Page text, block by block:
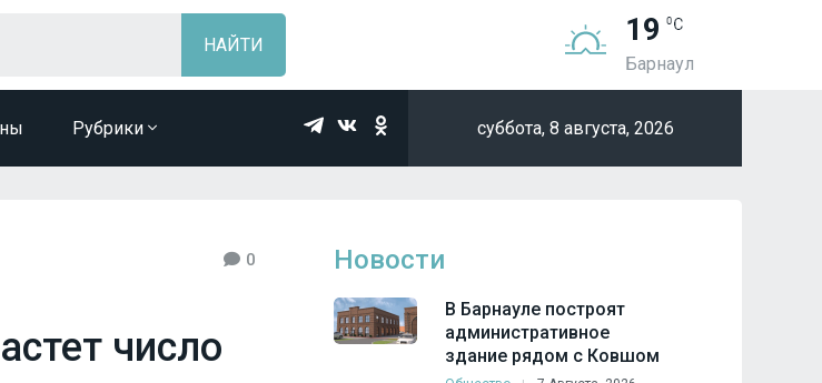
19
Барнаул
Рубрики суббота, 8 августа, 2026
0
число
Новости
В Барнауле построят
административное
здание рядом с Ковшом